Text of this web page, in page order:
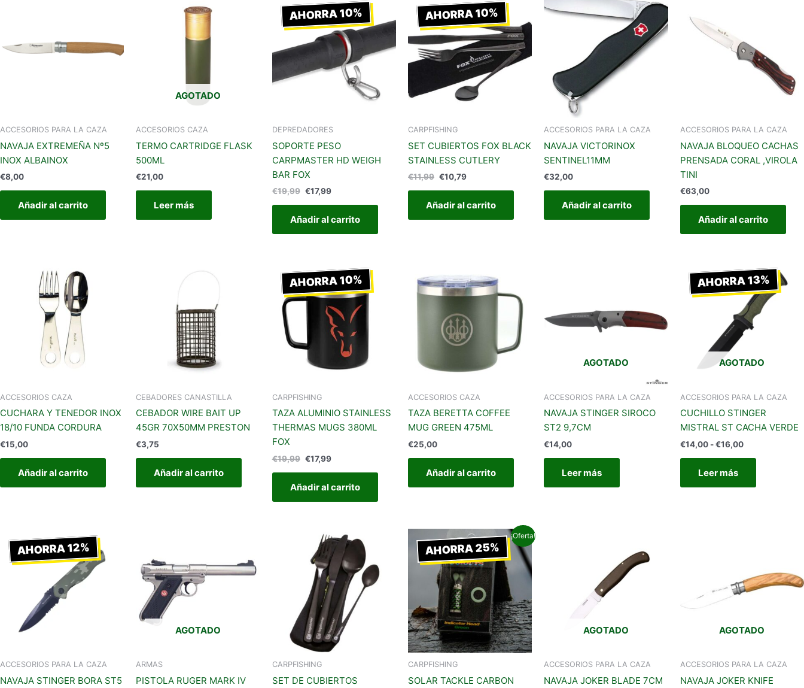
ACCESORIOS PARA LA CAZA
NAVAJA EXTREMEÑA Nº5
INOX ALBAINOX
€8,00
Añadir al carrito
AGOTADO
ACCESORIOS CAZA
TERMO CARTRIDGE FLASK
500ML
€21,00
Leer más
AHORRA 10%
DEPREDADORES
SOPORTE PESO
CARPMASTER HD WEIGH
BAR FOX
€19,99
precio
original
era:
€19,99.
€17,99
precio
actual
es:
€17,99.
Añadir al carrito
AHORRA 10%
CARPFISHING
SET CUBIERTOS FOX BLACK
STAINLESS CUTLERY
€11,99
precio
original
era:
€11,99.
€10,79
precio
actual
es:
€10,79.
Añadir al carrito
ACCESORIOS PARA LA CAZA
NAVAJA VICTORINOX
SENTINEL11MM
€32,00
Añadir al carrito
ACCESORIOS PARA LA CAZA
NAVAJA BLOQUEO CACHAS
PRENSADA CORAL ,VIROLA
TINI
€63,00
Añadir al carrito
ACCESORIOS CAZA
CUCHARA Y TENEDOR INOX
18/10 FUNDA CORDURA
€15,00
Añadir al carrito
CEBADORES CANASTILLA
CEBADOR WIRE BAIT UP
45GR 70X50MM PRESTON
€3,75
Añadir al carrito
AHORRA 10%
CARPFISHING
TAZA ALUMINIO STAINLESS
THERMAS MUGS 380ML
FOX
€19,99
precio
original
era:
€19,99.
€17,99
precio
actual
es:
€17,99.
Añadir al carrito
ACCESORIOS CAZA
TAZA BERETTA COFFEE
MUG GREEN 475ML
€25,00
Añadir al carrito
AGOTADO
ACCESORIOS PARA LA CAZA
NAVAJA STINGER SIROCO
ST2 9,7CM
€14,00
Leer más
AHORRA 13%
AGOTADO
ACCESORIOS PARA LA CAZA
CUCHILLO STINGER
MISTRAL ST CACHA VERDE
€14,00 - €16,00
de
precios:
desde
€14,00
hasta
€16,00
Leer más
AHORRA 12%
ACCESORIOS PARA LA CAZA
NAVAJA STINGER BORA ST5
de
precios:
desde
€15,00
hasta
€17,00
tiene
múltiples
variantes.
opciones
elegir
AGOTADO
ARMAS
PISTOLA RUGER MARK IV
CARPFISHING
SET DE CUBIERTOS
¡Oferta!
AHORRA 25%
CARPFISHING
SOLAR TACKLE CARBON
precio
original
era:
€25,00.
El
precio
actual
es:
€18,75.
AGOTADO
ACCESORIOS PARA LA CAZA
NAVAJA JOKER BLADE 7CM
AGOTADO
ACCESORIOS PARA LA CAZA
NAVAJA JOKER KNIFE